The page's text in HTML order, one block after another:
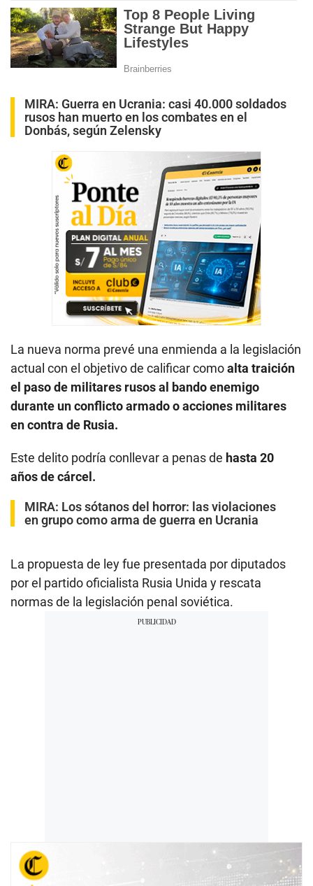
MIRA: Guerra en Ucrania: casi 40.000 soldados
rusos han muerto en los combates en el
Donbás, según Zelensky
La nueva norma prevé una enmienda a la legislación
actual con el objetivo de calificar comoalta traición
el paso de militares rusos al bando enemigo
durante un conflicto armado o acciones militares
en contra de Rusia.
Este delito podría conllevar a penas de hasta 20
años de cárcel.
MIRA: Los sótanos del horror: las violaciones
en grupo como arma de guerra en Ucrania
La propuesta de ley fue presentada por diputados
por el partido oficialista Rusia Unida y rescata
normas de la legislación penal soviética.